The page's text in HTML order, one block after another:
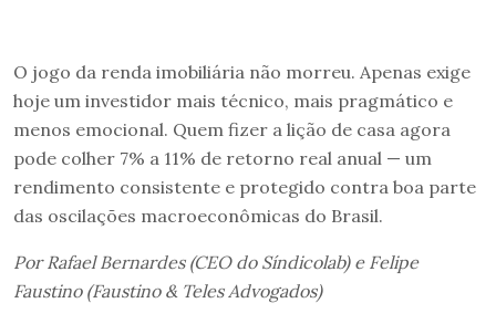
O jogo da renda imobiliária não morreu. Apenas exige
hoje um investidor mais técnico, mais pragmático e
menos emocional. Quem fizer a lição de casa agora
pode colher 7% a 11% de retorno real anual — um
rendimento consistente e protegido contra boa parte
das oscilações macroeconômicas do Brasil.
Por Rafael Bernardes (CEO do Síndicolab) e Felipe
Faustino (Faustino & Teles Advogados)